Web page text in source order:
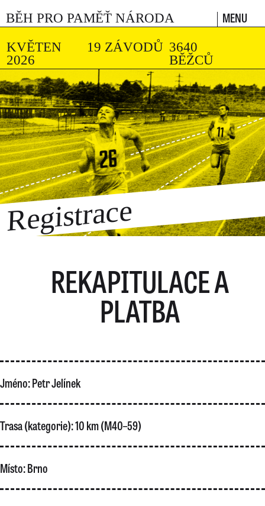
BĚH PRO PAMĚŤ NÁRODA MENU
KVĚTEN
2026
19 ZÁVODŮ 3640
BĚŽCŮ
Registrace
REKAPITULACE A
PLATBA
Jméno:Petr Jelínek
Trasa (kategorie):10 km (M40–59)
Místo:Brno